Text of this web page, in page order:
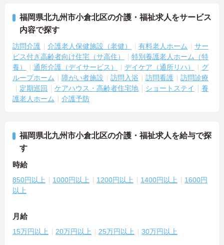
福岡県北九州市小倉北区の介護・福祉求人をサービス
内容で探す
訪問介護 介護老人保健施設（老健） 有料老人ホーム
サー
ビス付き高齢者向け住宅（サ高住）
特別養護老人ホーム（特
養）
通所介護（デイサービス） デイケア（通所リハ）
グ
ループホーム
障がい者施設 訪問入浴 訪問看護
訪問診療
定期巡回
ケアハウス・高齢者住宅地 ショートステイ
養
護老人ホーム
介護予防
福岡県北九州市小倉北区の介護・福祉求人を給与で探
す
時給
850円以上 1000円以上 1200円以上 1400円以上
1600円
以上
月給
15万円以上 20万円以上 25万円以上 30万円以上